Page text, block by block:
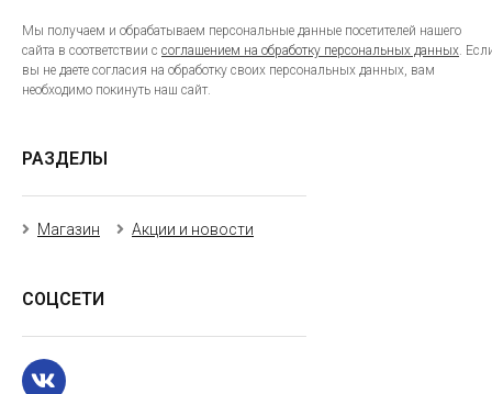
Мы получаем и обрабатываем персональные данные посетителей нашего
сайта в соответствии с соглашением на обработку персональных данных.
вы не даете согласия на обработку своих персональных данных, вам
необходимо покинуть наш сайт.
РАЗДЕЛЫ
Магазин Акции и новости
СОЦСЕТИ